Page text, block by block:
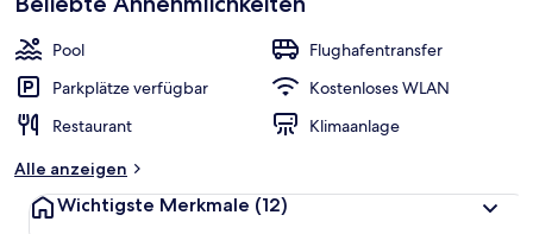
Pool
Flughafentransfer
Parkplätze verfügbar
Kostenloses WLAN
Restaurant
Klimaanlage
Alle anzeigen
Wichtigste Merkmale (12)